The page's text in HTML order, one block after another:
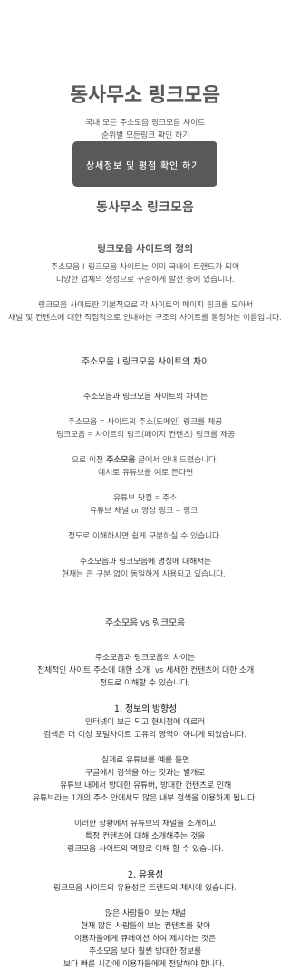
동사무소 링크모음
국내 모든 주소모음 링크모음 사이트
​순위별 모든링크 확인 하기
상세정보 및 평점 확인 하기
동사무소 링크모음
링크모음 사이트의 정의
주소모음 I 링크모음 사이트는 이미 국내에 트랜드가 되어
다양한 업체의 생성으로 꾸준하게 발전 중에 있습니다.
링크모음 사이트란 기본적으로 각 사이트의 페이지 링크를 모아서
채널 및 컨텐츠에 대한 직접적으로 안내하는 구조의 사이트를 통칭하는 이름입니다.
주소모음 I 링크모음 사이트의 차이
주소모음과 링크모음 사이트의 차이는
주소모음 = 사이트의 주소(도메인) 링크를 제공
링크모음 = 사이트의 링크(페이지 컨텐츠) 링크를 제공
으로 이전 주소모음글에서 안내 드렸습니다.
예시로 유튜브를 예로 든다면
유튜브 닷컴 = 주소
유튜브 채널 or 영상 링크 = 링크
정도로 이해하시면 쉽게 구분하실 수 있습니다.
주소모음과 링크모음에 명칭에 대해서는
현재는 큰 구분 없이 동일하게 사용되고 있습니다.
주소모음 vs 링크모음
주소모음과 링크모음의 차이는
전체적인 사이트 주소에 대한 소개 vs 세세한 컨텐츠에 대한 소개
정도로 이해할 수 있습니다.
1. 정보의 방향성
인터넷이 보급 되고 현시점에 이르러
검색은 더 이상 포털사이트 고유의 영역이 아니게 되었습니다.
실제로 유튜브를 예를 들면
구글에서 검색을 하는 것과는 별개로
유튜브 내에서 방대한 유튜버, 방대한 컨텐츠로 인해
유튜브라는 1개의 주소 안에서도 많은 내부 검색을 이용하게 됩니다.
이러한 상황에서 유튜브의 채널을 소개하고
특정 컨텐츠에 대해 소개해주는 것을
링크모음 사이트의 역할로 이해 할 수 있습니다.
2. 유용성
링크모음 사이트의 유용성은 트렌드의 제시에 있습니다.
많은 사람들이 보는 채널
현재 많은 사람들이 보는 컨텐츠를 찾아
이용자들에게 큐레이션 하여 제시하는 것은
주소모음 보다 훨씬 방대한 정보를
보다 빠른 시간에 이용자들에게 전달해야 합니다.